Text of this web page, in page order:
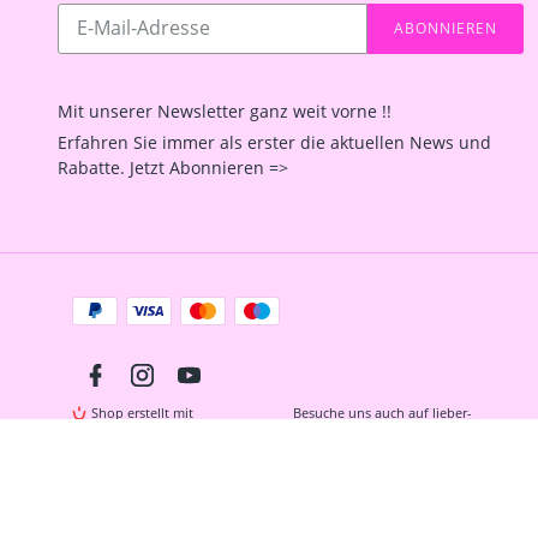
Abonnieren
unsere
ABONNIEREN
Mit unserer Newsletter ganz weit vorne !!
Erfahren Sie immer als erster die aktuellen News und
Rabatte. Jetzt Abonnieren =>
Zahlungsarten
FacebookInstagram
Shop erstellt mit
Besuche uns auch auf lieber-